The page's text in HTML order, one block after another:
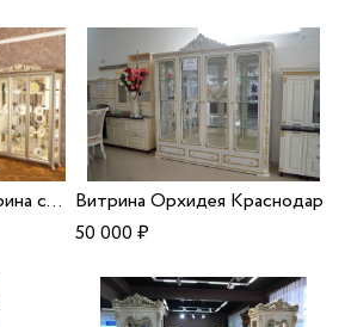
Гостиная Версаль витрина стенка Витрина Орхидея Краснодар
50 000₽